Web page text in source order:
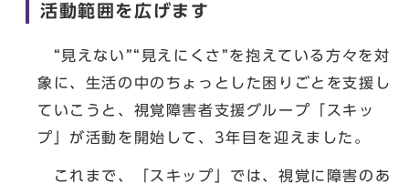
活動範囲を広げます
“見えない”“見えにくさ”を抱えている方々を対
象に、生活の中のちょっとした困りごとを支援し
ていこうと、視覚障害者支援グループ「スキッ
プ」が活動を開始して、3年目を迎えました。
これまで、「スキップ」では、視覚に障害のあ